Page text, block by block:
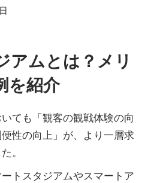
アムとは？メリ
を紹介
ても「観客の観戦体験の向
性の向上」が、より一層求
。
トスタジアムやスマートア